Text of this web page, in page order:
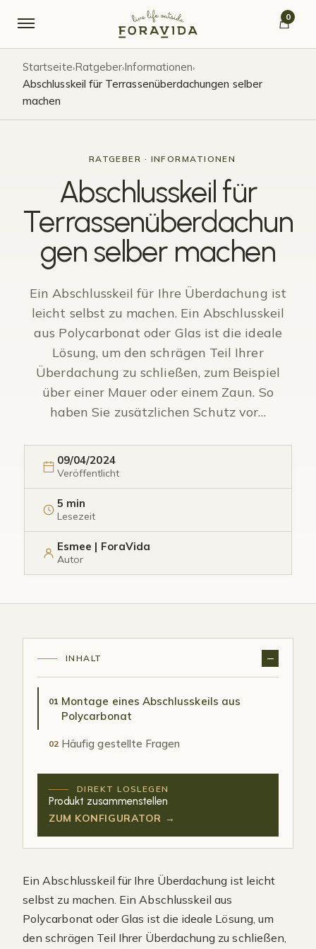
0
Startseite›Ratgeber›Informationen›
Abschlusskeil für Terrassenüberdachungen selber
machen
RATGEBER · INFORMATIONEN
Abschlusskeil für
Terrassenüberdachun
gen selber machen
Ein Abschlusskeil für Ihre Überdachung ist
leicht selbst zu machen. Ein Abschlusskeil
aus Polycarbonat oder Glas ist die ideale
Lösung, um den schrägen Teil Ihrer
Überdachung zu schließen, zum Beispiel
über einer Mauer oder einem Zaun. So
haben Sie zusätzlichen Schutz vor…
09/04/2024
Veröffentlicht
5 min
Lesezeit
Esmee | ForaVida
Autor
INHALT
01 Montage eines Abschlusskeils aus
Polycarbonat
02 Häufig gestellte Fragen
DIREKT LOSLEGEN
Produkt zusammenstellen
ZUM KONFIGURATOR →
Ein Abschlusskeil für Ihre Überdachung ist leicht
selbst zu machen. Ein Abschlusskeil aus
Polycarbonat oder Glas ist die ideale Lösung, um
den schrägen Teil Ihrer Überdachung zu schließen,